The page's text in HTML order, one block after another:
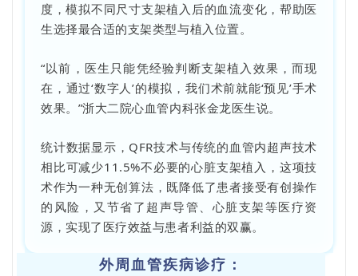
度，模拟不同尺寸支架植入后的血流变化，帮助医
生选择最合适的支架类型与植入位置。
“以前，医生只能凭经验判断支架植入效果，而现
在，通过‘数字人’的模拟，我们术前就能‘预见’手术
效果。”浙大二院心血管内科张金龙医生说。
统计数据显示，QFR技术与传统的血管内超声技术
相比可减少11.5%不必要的心脏支架植入，这项技
术作为一种无创算法，既降低了患者接受有创操作
的风险，又节省了超声导管、心脏支架等医疗资
源，实现了医疗效益与患者利益的双赢。
外周血管疾病诊疗：